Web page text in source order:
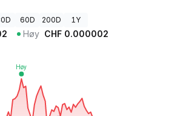
60D 200D 1Y
Høy CHF 0.000002